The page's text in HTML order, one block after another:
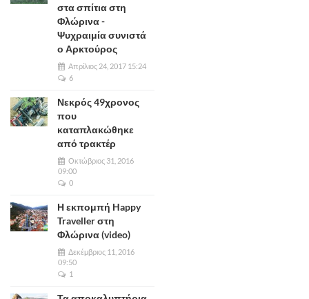
στα σπίτια στη
Φλώρινα -
Ψυχραιμία συνιστά
ο Αρκτούρος
Απρίλιος 24, 2017 15:24
6
Νεκρός 49χρονος
που
καταπλακώθηκε
από τρακτέρ
Οκτώβριος 31, 2016
09:00
0
Η εκπομπή Happy
Traveller στη
Φλώρινα (video)
Δεκέμβριος 11, 2016
09:50
1